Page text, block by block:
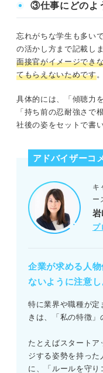
③仕事にどのよ
忘れがちな学生も多い
の活かし方まで記載しま
面接官がイメージでき
てもらえないためです。
具体的には、「傾聴力
「持ち前の忍耐強さで
社後の姿をセットで書
アドバイザーコ
キ
ー
岩
プ
企業が求める人
ないように注意し
特に業界や職種が定
きは、「私の特徴」
たとえばスタート
ジする姿勢を持っ
に、「ルールを守